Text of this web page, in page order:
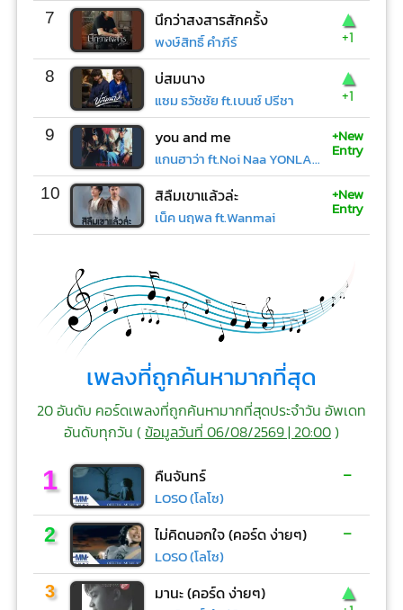
7 นึกว่าสงสารสักครั้ง
พงษ์สิทธิ์ คำภีร์
▲
+1
8 บ่สมนาง
แซม ธวัชชัย ft.เบนซ์ ปรีชา
▲
+1
9 you and me
แกนฮาว่า ft.Noi Naa YONLAPA
+New
Entry
10 สิลืมเขาแล้วล่ะ
เน็ค นฤพล ft.Wanmai
+New
Entry
เพลงที่ถูกค้นหามากที่สุด
20 อันดับ คอร์ดเพลงที่ถูกค้นหามากที่สุดประจำวัน อัพเดท
อันดับทุกวัน (ข้อมูลวันที่ 06/08/2569 | 20:00)
1 คืนจันทร์
LOSO (โลโซ)
-
2 ไม่คิดนอกใจ (คอร์ด ง่ายๆ)
LOSO (โลโซ)
-
3 มานะ (คอร์ด ง่ายๆ) ▲